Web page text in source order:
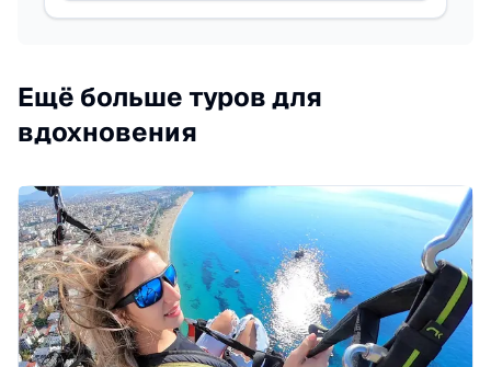
Ещё больше туров для
вдохновения